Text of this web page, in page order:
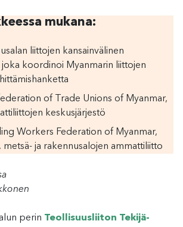
mukana:
liittojen kansainvälinen
koordinoi Myanmarin liittojen
of Trade Unions of Myanmar,
keskusjärjestö
Workers Federation of Myanmar,
ja rakennusalojen ammattiliitto
perin Teollisuusliiton Tekijä-